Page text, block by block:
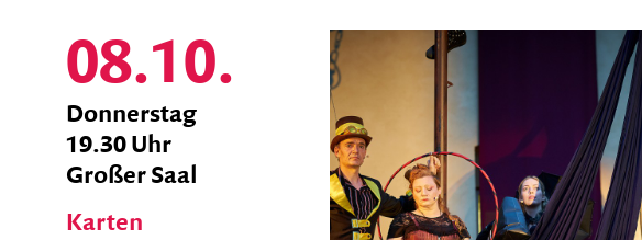
08.10.
zum
Ticket
Shop
Donnerstag
19.30 Uhr
Großer Saal
Karten